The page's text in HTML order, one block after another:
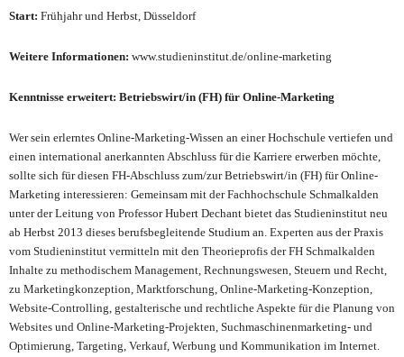
Start: Frühjahr und Herbst, Düsseldorf
Weitere Informationen: www.studieninstitut.de/online-marketing
Kenntnisse erweitert: Betriebswirt/in (FH) für Online-Marketing
Wer sein erlerntes Online-Marketing-Wissen an einer Hochschule vertiefen und
einen international anerkannten Abschluss für die Karriere erwerben möchte,
sollte sich für diesen FH-Abschluss zum/zur Betriebswirt/in (FH) für Online-
Marketing interessieren: Gemeinsam mit der Fachhochschule Schmalkalden
unter der Leitung von Professor Hubert Dechant bietet das Studieninstitut neu
ab Herbst 2013 dieses berufsbegleitende Studium an. Experten aus der Praxis
vom Studieninstitut vermitteln mit den Theorieprofis der FH Schmalkalden
Inhalte zu methodischem Management, Rechnungswesen, Steuern und Recht,
zu Marketingkonzeption, Marktforschung, Online-Marketing-Konzeption,
Website-Controlling, gestalterische und rechtliche Aspekte für die Planung von
Websites und Online-Marketing-Projekten, Suchmaschinenmarketing- und
Optimierung, Targeting, Verkauf, Werbung und Kommunikation im Internet.